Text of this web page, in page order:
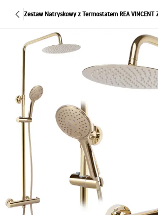
Zestaw Natryskowy z Termostatem REA VINCENT